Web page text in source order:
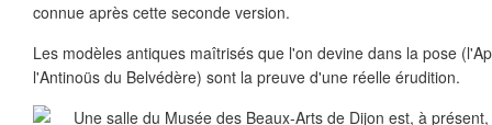
connue après cette seconde version.
Les modèles antiques maîtrisés que l'on devine dans la pose
l'Antinoüs du Belvédère) sont la preuve d'une réelle érudition.